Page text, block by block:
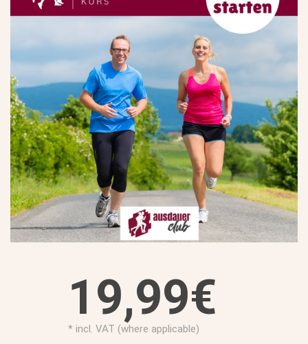
19,99€
* incl. VAT (where applicable)